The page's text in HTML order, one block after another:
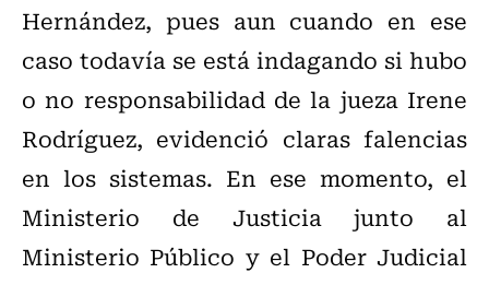
Hernández, pues aun cuando en ese
caso todavía se está indagando si hubo
o no responsabilidad de la jueza Irene
Rodríguez, evidenció claras falencias
en los sistemas. En ese momento, el
Ministerio de Justicia junto al
Ministerio Público y el Poder Judicial